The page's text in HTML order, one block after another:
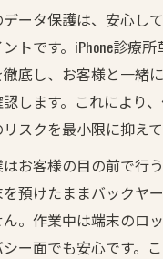
ータ保護は、安心し
トです。iPhone診療
底し、お客様と一緒
します。これにより
スクを最小限に抑えて
お客様の目の前で行
預けたままバックヤ
。作業中は端末のロ
ー面でも安心です。